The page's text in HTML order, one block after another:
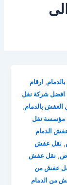
, ارقام
افضل شركة نقل
بالدمام,
مؤسسة نقل
الدمام
, نقل عفش
, نقل عفش
عفش من
من الدمام